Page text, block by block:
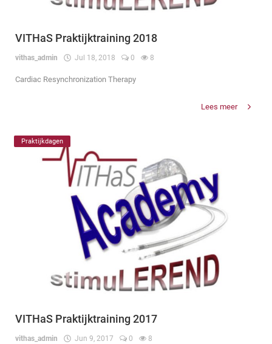
VITHaS Praktijktraining 2018
vithas_admin Jul 18, 2018 0 8
Cardiac Resynchronization Therapy
Lees meer
Praktijkdagen
VITHaS Praktijktraining 2017
vithas_admin Jun 9, 2017 0 8